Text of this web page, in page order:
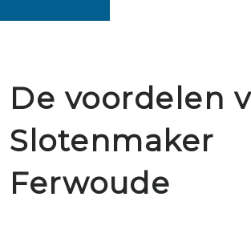
De voordelen
Slotenmaker
Ferwoude